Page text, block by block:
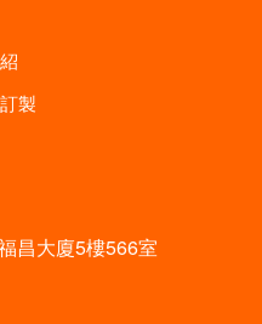
製
昌大廈5樓566室